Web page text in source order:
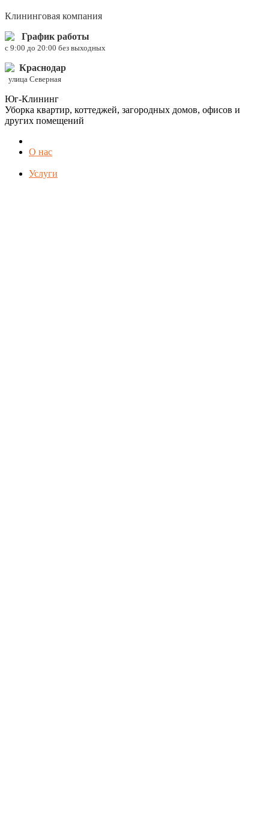
Клининговая компания
График работы
c 9:00 до 20:00 без выходных
Краснодар
улица Северная
Юг-Клининг
Уборка квартир, коттеджей, загородных домов, офисов и
других помещений
О нас
Услуги